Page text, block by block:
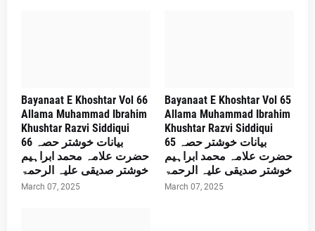
Bayanaat E Khoshtar Vol 66
Allama Muhammad Ibrahim
Khushtar Razvi Siddiqui
بیانات خوشتر حصہ 66
حضرت علامہ محمد ابراہیم
خوشتر صدیقی علیہ الرحمۃ
March 07, 2025
Bayanaat E Khoshtar Vol 65
Allama Muhammad Ibrahim
Khushtar Razvi Siddiqui
بیانات خوشتر حصہ 65
حضرت علامہ محمد ابراہیم
خوشتر صدیقی علیہ الرحمۃ
March 07, 2025